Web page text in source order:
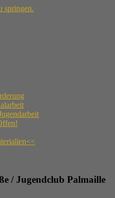
springen.
/ Jugendclub Palmaille